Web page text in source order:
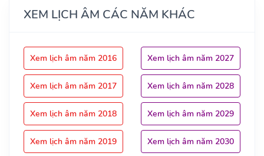
XEM LỊCH ÂM CÁC NĂM KHÁC
Xem lịch âm năm 2016
Xem lịch âm năm 2017
Xem lịch âm năm 2018
Xem lịch âm năm 2019
Xem lịch âm năm 2027
Xem lịch âm năm 2028
Xem lịch âm năm 2029
Xem lịch âm năm 2030